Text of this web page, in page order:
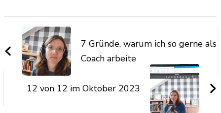
7 Gründe, warum ich so gerne als
Coach arbeite
12 von 12 im Oktober 2023